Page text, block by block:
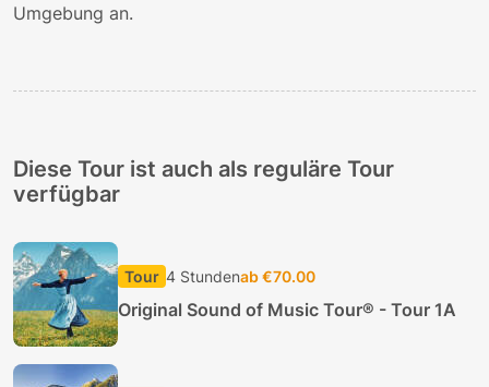
Umgebung an.
Diese Tour ist auch als reguläre Tour
verfügbar
Tour 4 Stundenab €70.00
Original Sound of Music Tour® - Tour 1A